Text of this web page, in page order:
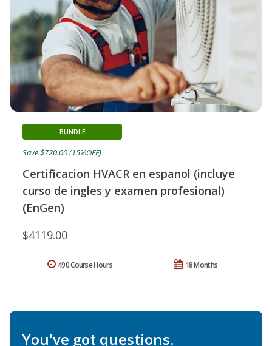
Certificacion HVACR en espanol (incluye
curso de ingles y examen profesional)
(EnGen)
BUNDLE
$4119.00
Save $720.00 (15%OFF)
18 Months
490 Course Hours
You've got questions.